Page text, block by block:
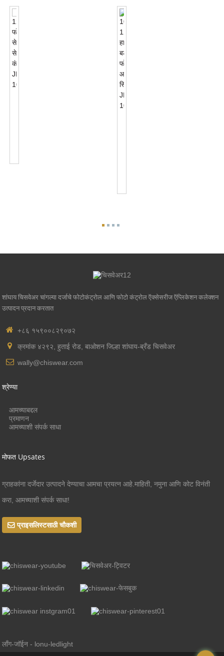
शांघाय चिसवेअर चांगल्या दर्जाचे फोटोकंट्रोल आणि फोटो कंट्रोल ऍक्सेसरीज ऍप्लिकेशन कलेक्शन
उत्पादन प्रदान करतात
+८६ १५९००८२९०७२
क्रमांक ४२९२, हुताई रोड, बाओशन जिल्हा शांघाय-ब्रँड चिसवेअर
wally@chiswear.com
श्रेण्या
आमच्याबद्दल
प्रमाणन
आमच्याशी संपर्क साधा
मोफत Upsates
ग्राहकांना दर्जेदार उत्पादने देण्याचा आमचा प्रयत्न आहे.माहिती, नमुना आणि कोट विनंती
करा, आमच्याशी संपर्क साधा!
प्राइसलिस्टसाठी चौकशी
लाँग-जॉईन - lonu-ledlight